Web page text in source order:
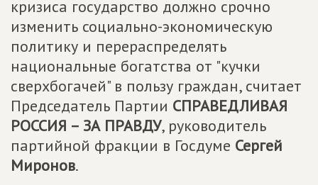
кризиса государство должно срочно
изменить социально-экономическую
политику и перераспределять
национальные богатства от "кучки
сверхбогачей" в пользу граждан, считает
Председатель Партии СПРАВЕДЛИВАЯ
РОССИЯ – ЗА ПРАВДУ, руководитель
партийной фракции в Госдуме Сергей
Миронов.